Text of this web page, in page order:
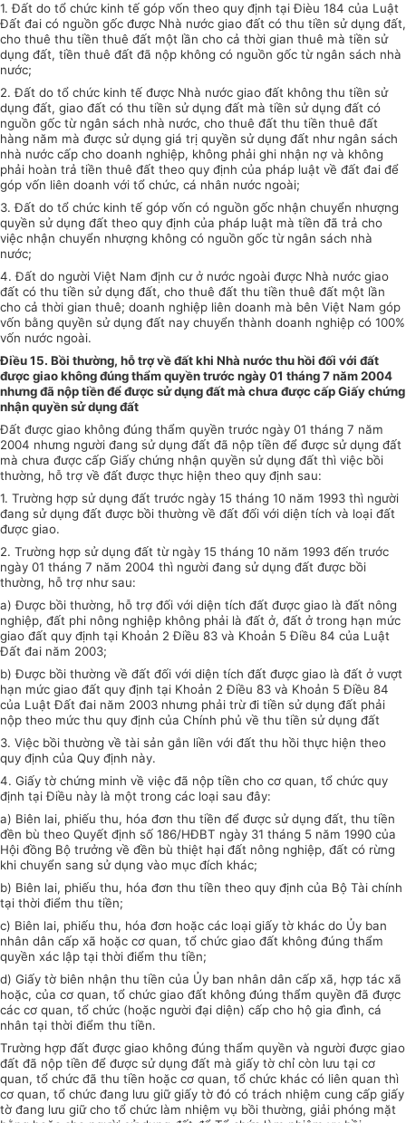
1. Đất do tổ chức kinh tế góp vốn theo quy định tại Đièu 184 của Luật
Đất đai có nguồn gốc được Nhà nước giao đất có thu tiền sử dụng đất,
cho thuê thu tiền thuê đất một lần cho cả thời gian thuê mà tiền sử
dụng đất, tiền thuê đất đã nộp không có nguồn gốc từ ngân sách nhà
nước;
2. Đất do tổ chức kinh tế được Nhà nước giao đất không thu tiền sử
dụng đất, giao đất có thu tiền sử dụng đất mà tiền sử dụng đất có
nguồn gốc từ ngân sách nhà nước, cho thuê đất thu tiền thuê đất
hàng năm mà được sử dụng giá trị quyền sử dụng đất như ngân sách
nhà nước cấp cho doanh nghiệp, không phải ghi nhận nợ và không
phải hoàn trả tiền thuê đất theo quy định của pháp luật về đất đai để
góp vốn liên doanh với tổ chức, cá nhân nước ngoài;
3. Đất do tổ chức kinh tế góp vốn có nguồn gốc nhận chuyển nhượng
quyền sử dụng đất theo quy định của pháp luật mà tiền đã trả cho
việc nhận chuyển nhượng không có nguồn gốc từ ngân sách nhà
nước;
4. Đất do người Việt Nam định cư ở nước ngoài được Nhà nước giao
đất có thu tiền sử dụng đất, cho thuê đất thu tiền thuê đất một lần
cho cả thời gian thuê; doanh nghiệp liên doanh mà bên Việt Nam góp
vốn bằng quyền sử dụng đất nay chuyển thành doanh nghiệp có 100%
vốn nước ngoài.
Điều 15. Bồi thường, hỗ trợ về đất khi Nhà nước thu hồi đối với đất
được giao không đúng thẩm quyền trước ngày 01 tháng 7 năm 2004
nhưng đã nộp tiền để được sử dụng đất mà chưa được cấp Giấy chứng
nhận quyền sử dụng đất
Đất được giao không đúng thẩm quyền trước ngày 01 tháng 7 năm
2004 nhưng người đang sử dụng đất đã nộp tiền để được sử dụng đất
mà chưa được cấp Giấy chứng nhận quyền sử dụng đất thì việc bồi
thường, hỗ trợ về đất được thực hiện theo quy định sau:
1. Trường hợp sử dụng đất trước ngày 15 tháng 10 năm 1993 thì người
đang sử dụng đất được bồi thường về đất đối với diện tích và loại đất
được giao.
2. Trường hợp sử dụng đất từ ngày 15 tháng 10 năm 1993 đến trước
ngày 01 tháng 7 năm 2004 thì người đang sử dụng đất được bồi
thường, hỗ trợ như sau:
a) Được bồi thường, hỗ trợ đối với diện tích đất được giao là đất nông
nghiệp, đất phi nông nghiệp không phải là đất ở, đất ở trong hạn mức
giao đất quy định tại Khoản 2 Điều 83 và Khoản 5 Điều 84 của Luật
Đất đai năm 2003;
b) Được bồi thường về đất đối với diện tích đất được giao là đất ở vượt
hạn mức giao đất quy định tại Khoản 2 Điều 83 và Khoản 5 Điều 84
của Luật Đất đai năm 2003 nhưng phải trừ đi tiền sử dụng đất phải
nộp theo mức thu quy định của Chính phủ về thu tiền sử dụng đất
3. Việc bồi thường về tài sản gắn liền với đất thu hồi thực hiện theo
quy định của Quy định này.
4. Giấy tờ chứng minh về việc đã nộp tiền cho cơ quan, tổ chức quy
định tại Điều này là một trong các loại sau đây:
a) Biên lai, phiếu thu, hóa đơn thu tiền để được sử dụng đất, thu tiền
đền bù theo Quyết định số 186/HĐBT ngày 31 tháng 5 năm 1990 của
Hội đồng Bộ trưởng về đền bù thiệt hại đất nông nghiệp, đất có rừng
khi chuyển sang sử dụng vào mục đích khác;
b) Biên lai, phiếu thu, hóa đơn thu tiền theo quy định của Bộ Tài chính
tại thời điểm thu tiền;
c) Biên lai, phiếu thu, hóa đơn hoặc các loại giấy tờ khác do Ủy ban
nhân dân cấp xã hoặc cơ quan, tổ chức giao đất không đúng thẩm
quyền xác lập tại thời điểm thu tiền;
d) Giấy tờ biên nhận thu tiền của Ủy ban nhân dân cấp xã, hợp tác xã
hoặc, của cơ quan, tổ chức giao đất không đúng thẩm quyền đã được
các cơ quan, tổ chức (hoặc người đại diện) cấp cho hộ gia đình, cá
nhân tại thời điểm thu tiền.
Trường hợp đất được giao không đúng thẩm quyền và người được giao
đất đã nộp tiền để được sử dụng đất mà giấy tờ chỉ còn lưu tại cơ
quan, tổ chức đã thu tiền hoặc cơ quan, tổ chức khác có liên quan thì
cơ quan, tổ chức đang lưu giữ giấy tờ đó có trách nhiệm cung cấp giấy
tờ đang lưu giữ cho tổ chức làm nhiệm vụ bồi thường, giải phóng mặt